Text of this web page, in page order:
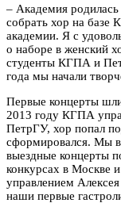
– Академия
собрать хор на базе
академии. Я с
о наборе в женский
студенты КГПА и
года мы начали
Первые концерты
2013 году КГПА
ПетрГУ, хор попал
сформировался. Мы
выездные концерты
конкурсах в Москве
управлением
наши первые